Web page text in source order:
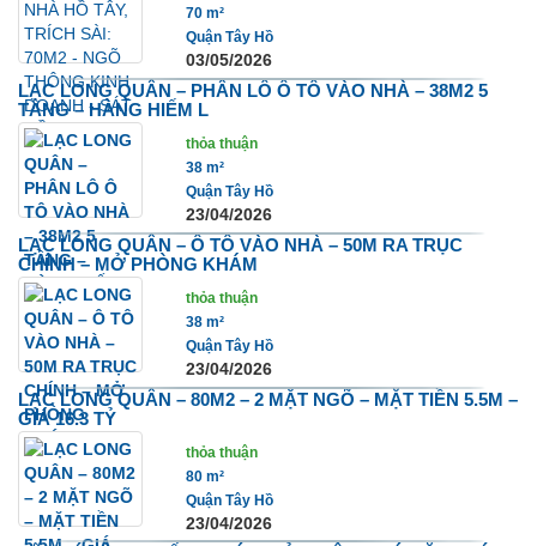
70 m²
Quận Tây Hồ
03/05/2026
LẠC LONG QUÂN – PHÂN LÔ Ô TÔ VÀO NHÀ – 38M2 5
TẦNG – HÀNG HIẾM L
thỏa thuận
38 m²
Quận Tây Hồ
23/04/2026
LẠC LONG QUÂN – Ô TÔ VÀO NHÀ – 50M RA TRỤC
CHÍNH – MỞ PHÒNG KHÁM
thỏa thuận
38 m²
Quận Tây Hồ
23/04/2026
LẠC LONG QUÂN – 80M2 – 2 MẶT NGÕ – MẶT TIỀN 5.5M –
GIÁ 16.3 TỶ
thỏa thuận
80 m²
Quận Tây Hồ
23/04/2026